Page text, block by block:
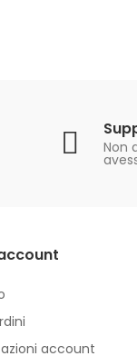
Non
account